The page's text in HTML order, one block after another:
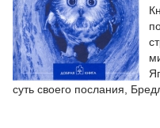
суть своего послания,